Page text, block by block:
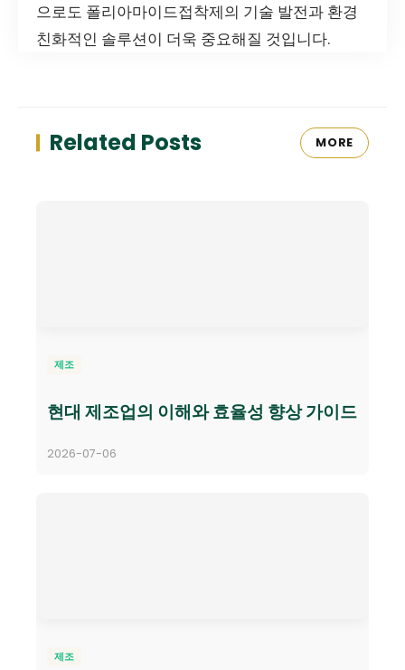
으로도 폴리아마이드접착제의 기술 발전과 환경
친화적인 솔루션이 더욱 중요해질 것입니다.
Related Posts MORE
제조
현대 제조업의 이해와 효율성 향상 가이드
2026-07-06
제조